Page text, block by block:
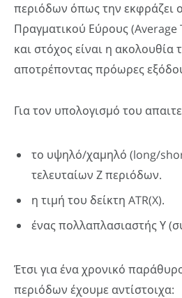
περιόδων όπως την εκφράζει
Πραγματικού Εύρους (Average
και στόχος είναι η ακολουθία
αποτρέποντας πρόωρες
Για τον υπολογισμό του
το υψηλό/χαμηλό (long/
τελευταίων Ζ περιόδων.
η τιμή του δείκτη ATR(X).
ένας πολλαπλασιαστής Υ
Έτσι για ένα χρονικό
περιόδων έχουμε αντίστοιχα: